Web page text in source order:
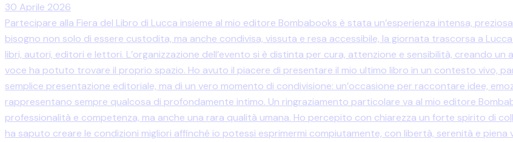
30 Aprile 2026
Partecipare alla Fiera del Libro di Lucca insieme al mio editore Bombabooks è stata un’esperienza intensa,
bisogno non solo di essere custodita, ma anche condivisa, vissuta e resa accessibile, la giornata trascorsa a
libri, autori, editori e lettori. L’organizzazione dell’evento si è distinta per cura, attenzione e sensibilità, creando
voce ha potuto trovare il proprio spazio. Ho avuto il piacere di presentare il mio ultimo libro in un contesto vivo,
semplice presentazione editoriale, ma di un vero momento di condivisione: un’occasione per raccontare idee,
rappresentano sempre qualcosa di profondamente intimo. Un ringraziamento particolare va al mio editore
professionalità e competenza, ma anche una rara qualità umana. Ho percepito con chiarezza un forte spirito di
ha saputo creare le condizioni migliori affinché io potessi esprimermi compiutamente, con libertà, serenità e